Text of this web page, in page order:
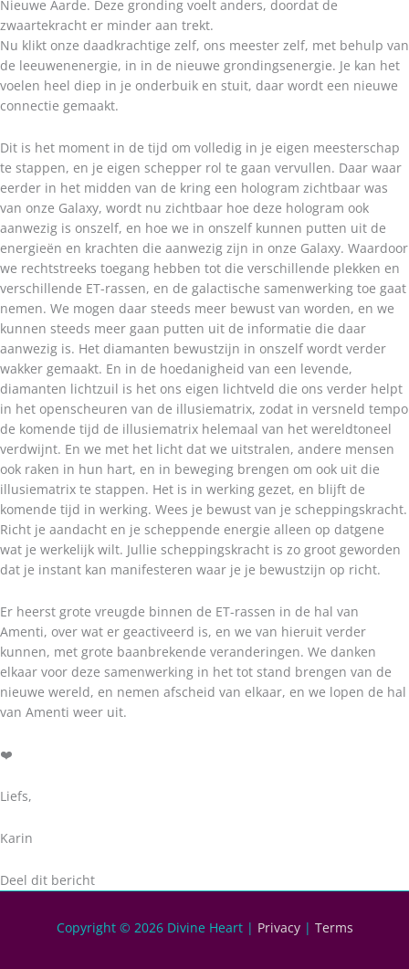
Nieuwe Aarde. Deze gronding voelt anders, doordat de
zwaartekracht er minder aan trekt.
Nu klikt onze daadkrachtige zelf, ons meester zelf, met behulp van
de leeuwenenergie, in in de nieuwe grondingsenergie. Je kan het
voelen heel diep in je onderbuik en stuit, daar wordt een nieuwe
connectie gemaakt.
Dit is het moment in de tijd om volledig in je eigen meesterschap
te stappen, en je eigen schepper rol te gaan vervullen. Daar waar
eerder in het midden van de kring een hologram zichtbaar was
van onze Galaxy, wordt nu zichtbaar hoe deze hologram ook
aanwezig is onszelf, en hoe we in onszelf kunnen putten uit de
energieën en krachten die aanwezig zijn in onze Galaxy. Waardoor
we rechtstreeks toegang hebben tot die verschillende plekken en
verschillende ET-rassen, en de galactische samenwerking toe gaat
nemen. We mogen daar steeds meer bewust van worden, en we
kunnen steeds meer gaan putten uit de informatie die daar
aanwezig is. Het diamanten bewustzijn in onszelf wordt verder
wakker gemaakt. En in de hoedanigheid van een levende,
diamanten lichtzuil is het ons eigen lichtveld die ons verder helpt
in het openscheuren van de illusiematrix, zodat in versneld tempo
de komende tijd de illusiematrix helemaal van het wereldtoneel
verdwijnt. En we met het licht dat we uitstralen, andere mensen
ook raken in hun hart, en in beweging brengen om ook uit die
illusiematrix te stappen. Het is in werking gezet, en blijft de
komende tijd in werking. Wees je bewust van je scheppingskracht.
Richt je aandacht en je scheppende energie alleen op datgene
wat je werkelijk wilt. Jullie scheppingskracht is zo groot geworden
dat je instant kan manifesteren waar je je bewustzijn op richt.
Er heerst grote vreugde binnen de ET-rassen in de hal van
Amenti, over wat er geactiveerd is, en we van hieruit verder
kunnen, met grote baanbrekende veranderingen. We danken
elkaar voor deze samenwerking in het tot stand brengen van de
nieuwe wereld, en nemen afscheid van elkaar, en we lopen de hal
van Amenti weer uit.
❤️
Liefs,
Karin
Deel dit bericht
Copyright © 2026 Divine Heart| Privacy| Terms